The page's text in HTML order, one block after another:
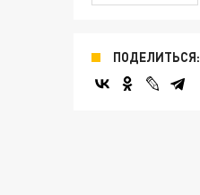
ПОДЕЛИТЬСЯ: